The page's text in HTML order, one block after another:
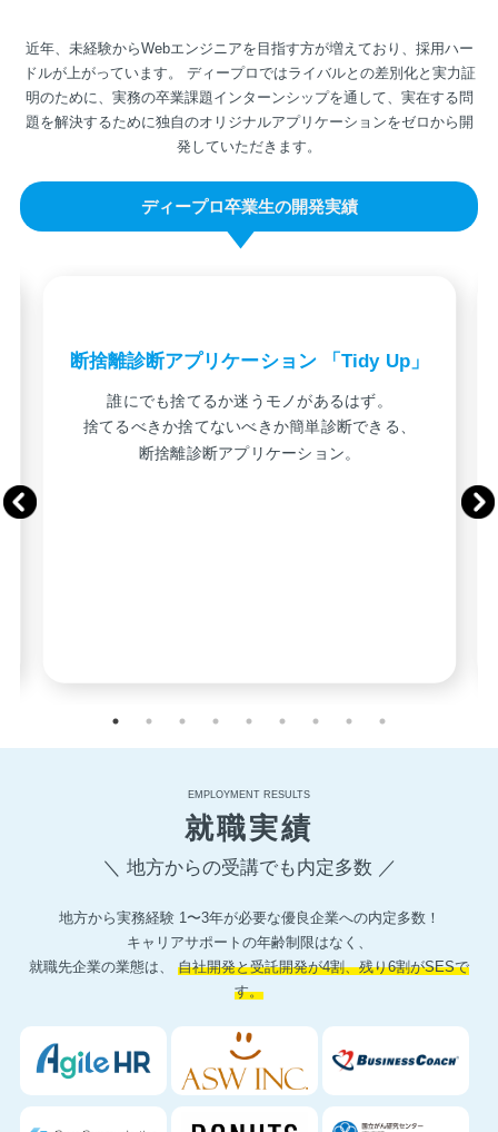
近年、未経験からWebエンジニアを目指す方が増えており、採用ハー
ドルが上がっています。
ディープロではライバルとの差別化と実力証
明のために、実務の卒業課題インターンシップを通して、実在する問
題を解決するために独自のオリジナルアプリケーションをゼロから開
発していただきます。
ディープロ卒業生の開発実績
断捨離診断アプリケーション 「Tidy Up」
誰にでも捨てるか迷うモノがあるはず。
捨てるべきか捨てないべきか簡単診断できる、
断捨離診断アプリケーション。
EMPLOYMENT RESULTS
就職実績
＼ 地方からの受講でも内定多数 ／
地方から実務経験 1〜3年が必要な優良企業への内定多数！
キャリアサポートの年齢制限はなく、
就職先企業の業態は、 自社開発と受託開発が4割、残り6割がSESで
す。